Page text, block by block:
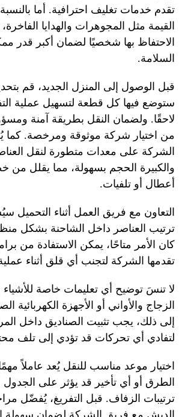
تقدم خدمات تغليف احترافية. أما بالنسبة
القيمة مثل المجوهرات والهدايا
الاحتفاظ بها شخصيًا لضمان أكبر قدر
السلامة.
قبل الوصول إلى المنزل الجديد، قم
ستوضع فيها كل قطعة لتسهيل عملية
لاحقًا. ولضمان النقل بطريقة آمنة
من اختيار شركة موثوقة ومرخصة. كما
الشركة على معدات متطورة لنقل
والكبيرة الحجم بسهولة، مما يقلل
أعطال أو تلفيات.
التعاون مع فريق العمل أثناء التحميل
ترتيب العناصر داخل الشاحنة بشكل
كان الأمر متاحًا، يمكن الاستفادة من
تقدمها الشركة لتجنب أي قلق أثناء
لا تنسَ توضيح أي تعليمات خاصة
الزجاج والأواني أو الأجهزة الكهربائية
إلى ذلك، يجب تثبيت الصناديق داخل
لتفادي أي تحركات قد تؤدي إلى تلف
اختيار موعد مناسب للنقل يُعد عاملاً
الطرق أو أي تأخير قد يؤثر على الجدول
ترتيبات الزفاف. قبل التفريغ، يُفضّل
الدبش مع فريق الشركة لضمان سهولة